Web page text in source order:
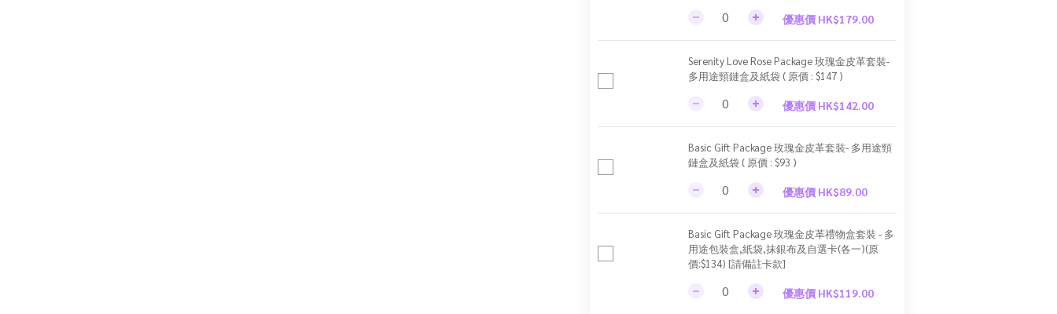
優惠價 HK$179.00
Serenity Love Rose Package 玫瑰金皮革套裝-
多用途頸鏈盒及紙袋 ( 原價 : $147 )
優惠價 HK$142.00
Basic Gift Package 玫瑰金皮革套裝- 多用途頸
鏈盒及紙袋 ( 原價 : $93 )
優惠價 HK$89.00
Basic Gift Package 玫瑰金皮革禮物盒套裝 - 多
用途包裝盒,紙袋,抹銀布及自選卡(各一)(原
價:$134) [請備註卡款]
優惠價 HK$119.00